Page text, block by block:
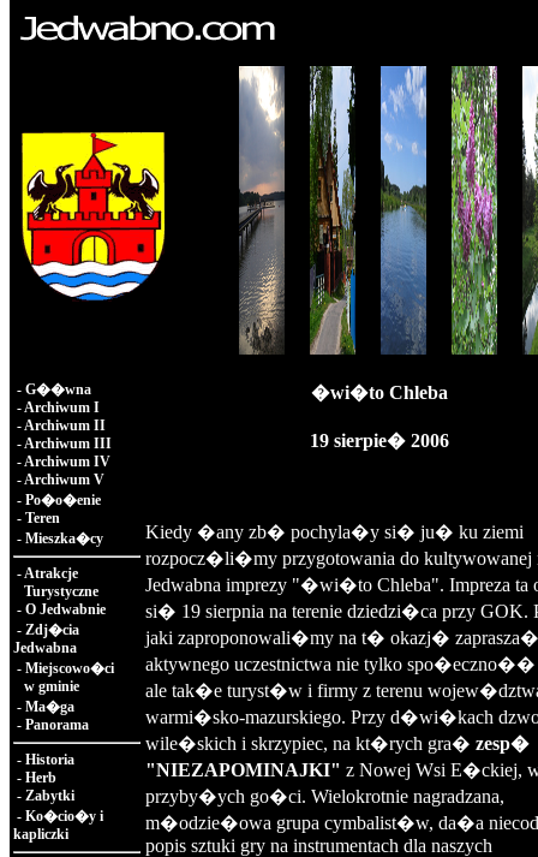
- G��wna
-Archiwum I
-Archiwum II
-Archiwum III
-Archiwum IV
-Archiwum V
- Po�o�enie
- Teren
- Mieszka�cy
-Atrakcje
Turystyczne
- O Jedwabnie
- Zdj�cia
Jedwabna
- Miejscowo�ci
w gminie
- Ma�ga
- Panorama
- Historia
- Herb
- Zabytki
- Ko�cio�y i
kapliczki
�wi�to Chleba
19 sierpie� 2006
Kiedy �any zb� pochyla�y si� ju� ku ziemi
rozpocz�li�my przygotowania do kultywowanej
Jedwabna imprezy "�wi�to Chleba". Impreza ta
si� 19 sierpnia na terenie dziedzi�ca przy GOK.
jaki zaproponowali�my na t� okazj�
aktywnego uczestnictwa nie tylko
ale tak�e turyst�w i firmy z terenu
warmi�sko-mazurskiego. Przy d�wi�kach
wile�skich i skrzypiec, na kt�rych gra� zesp�
"NIEZAPOMINAJKI" z Nowej Wsi E�ckiej,
przyby�ych go�ci. Wielokrotnie nagradzana,
m�odzie�owa grupa cymbalist�w, da�a
popis sztuki gry na instrumentach dla naszych